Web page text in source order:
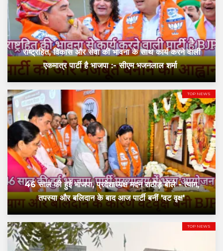
राष्ट्रहित, विकास और सेवा की भावना के साथ कार्य करने वाली
एकमात्र पार्टी है भाजपा :- सीएम भजनलाल शर्मा
TOP NEWS
46 साल की हुई भाजपा, प्रदेशाध्यक्ष मदन राठौड़ बोले - त्याग,
तपस्या और बलिदान के बाद आज पार्टी बनीं 'वट वृक्ष'
TOP NEWS